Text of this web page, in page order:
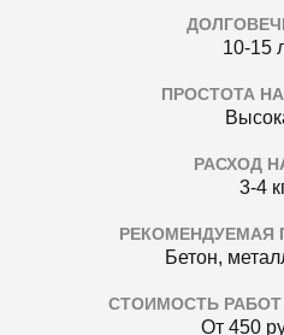
10-15
ПРОСТОТА
РАСХОД
3-4
РЕКОМЕНДУЕМАЯ
Бетон,
СТОИМОСТЬ
От 450